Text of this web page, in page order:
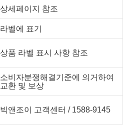
상세페이지 참조
라벨에 표기
상품 라벨 표시 사항 참조
소비자분쟁해결기준에 의거하여
교환 및 보상
빅앤조이 고객센터 / 1588-9145